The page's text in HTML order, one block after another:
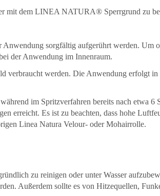
mit dem LINEA NATURA® Sperrgrund zu
sorgfältig aufgerührt werden. Um
der Anwendung im Innenraum.
verbraucht werden. Die Anwendung
im Spritzverfahren bereits nach etwa
erreicht. Es ist zu beachten, dass hohe
Linea Natura Velour- oder Mohairrolle.
zu reinigen oder unter Wasser
Außerdem sollte es von Hitzequellen,